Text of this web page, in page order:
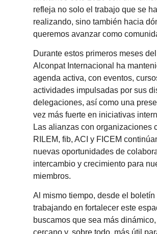
refleja no solo el trabajo que se
realizando, sino también hacia
queremos avanzar como
Durante estos primeros meses
Alconpat Internacional ha
agenda activa, con eventos,
actividades impulsadas por sus
delegaciones, así como una
vez más fuerte en iniciativas
Las alianzas con organizaciones
RILEM, fib, ACI y FICEM
nuevas oportunidades de
intercambio y crecimiento para
miembros.
Al mismo tiempo, desde el boletín
trabajando en fortalecer este
buscamos que sea más